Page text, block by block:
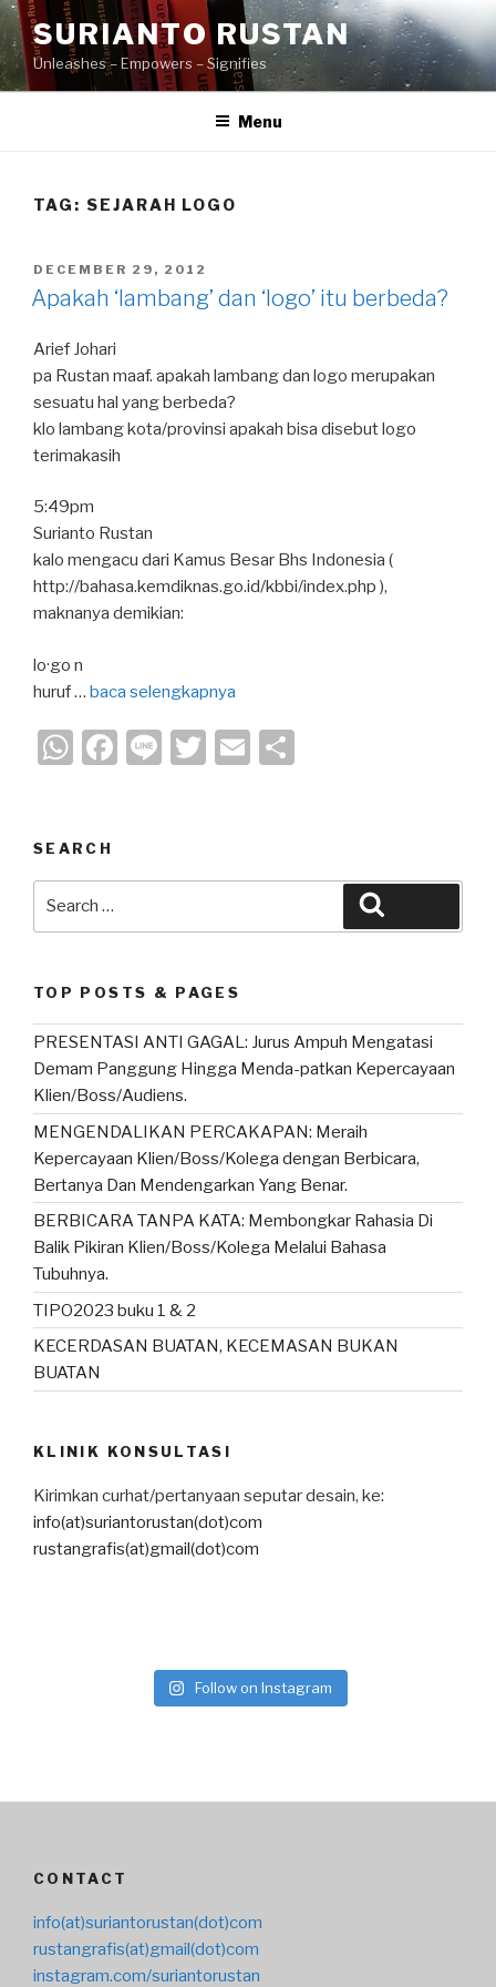
Skip
to
content
SURIANTO RUSTAN
Unleashes – Empowers – Signifies
Menu
TAG: SEJARAH LOGO
POSTED
ON
DECEMBER 29, 2012
Apakah ‘lambang’ dan ‘logo’ itu berbeda?
Arief Johari
pa Rustan maaf. apakah lambang dan logo merupakan
sesuatu hal yang berbeda?
klo lambang kota/provinsi apakah bisa disebut logo
terimakasih
5:49pm
Surianto Rustan
kalo mengacu dari Kamus Besar Bhs Indonesia (
http://bahasa.kemdiknas.go.id/kbbi/index.php ),
maknanya demikian:
lo·go n
huruf … baca selengkapnya
W
s
A
p
F
b
o
k
Li
T
E
SEARCH
TOP POSTS & PAGES
PRESENTASI ANTI GAGAL: Jurus Ampuh Mengatasi
Demam Panggung Hingga Menda-patkan Kepercayaan
Klien/Boss/Audiens.
MENGENDALIKAN PERCAKAPAN: Meraih
Kepercayaan Klien/Boss/Kolega dengan Berbicara,
Bertanya Dan Mendengarkan Yang Benar.
BERBICARA TANPA KATA: Membongkar Rahasia Di
Balik Pikiran Klien/Boss/Kolega Melalui Bahasa
Tubuhnya.
TIPO2023 buku 1 & 2
KECERDASAN BUATAN, KECEMASAN BUKAN
BUATAN
KLINIK KONSULTASI
Kirimkan curhat/pertanyaan seputar desain, ke:
info(at)suriantorustan(dot)com
rustangrafis(at)gmail(dot)com
Follow on Instagram
CONTACT
info(at)suriantorustan(dot)com
rustangrafis(at)gmail(dot)com
instagram.com/suriantorustan